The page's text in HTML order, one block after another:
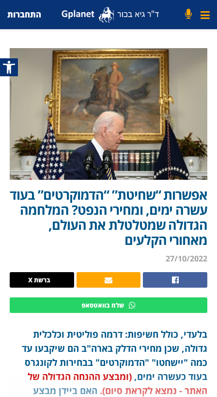
פתח
התחברות
אפשרות “שחיטת” “הדמוקרטים” בעוד
עשרה ימים, ומחירי הנפט? המלחמה
הגדולה שמטלטלת את העולם,
מאחורי הקלעים
27/10/2022
ברשת X
שלח בוואטסאפ
בלעדי, כולל חשיפות: דרמה פוליטית וכלכלית
גדולה, שכן מחירי הדלק בארה"ב הם שיקבעו עד
כמה "יישחטו" "הדמוקרטים" בבחירות לקונגרס
בעוד כעשרה ימים, (ומבצע ההנחה הגדולה של
האתר - נמצא לקראת סיום). האם ביידן מבצע